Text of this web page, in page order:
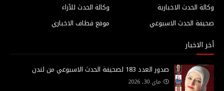
وكالة الحدث للآراء
وكالة الحدث الاخبارية
موقع قطاف الاخباري
صحيفة الحدث الاسبوعي
أخر الاخبار
صدور العدد 183 لصحيفة الحدث الاسبوعي من لندن
ماي 30, 2026